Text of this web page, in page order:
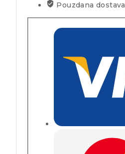
Pouzdana dostava